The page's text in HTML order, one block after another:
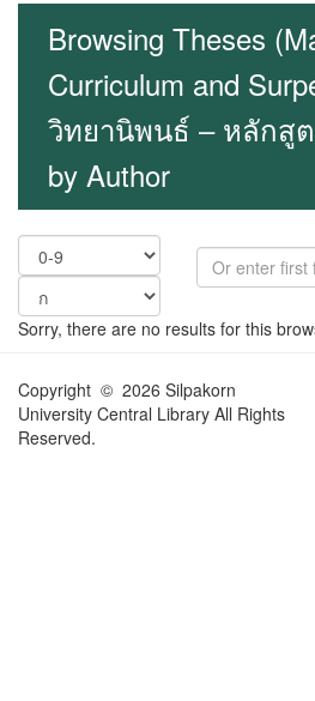
Browsing Theses
Curriculum and
วิทยานิพนธ์ – หลักสู
by Author
Sorry, there are no results for this
Copyright © 2026 Silpakorn
University Central Library All Rights
Reserved.